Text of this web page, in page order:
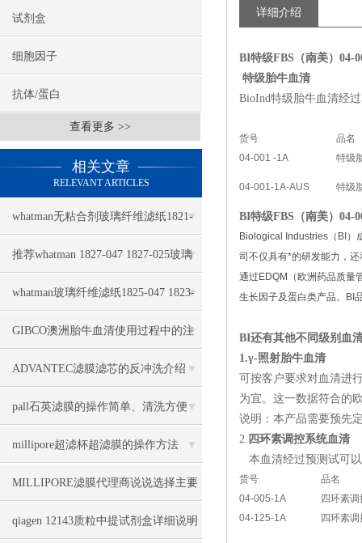
试剂盒
细胞因子
抗体/蛋白
查看更多 >>
相关文章
RELEVANT ARTICLES
whatman无粘合剂玻璃纤维滤纸1821-
110几大特点
推荐whatman 1827-047 1827-025玻璃
纤维滤纸
whatman玻璃纤维滤纸1825-047 1823-
047推荐
GIBCO澳洲胎牛血清使用过程中的注
意事项
ADVANTEC滤膜滤芯的反冲洗介绍
pall石英滤膜的操作简单、清洗方便
millipore超滤杯超滤膜的操作方法
MILLIPORE滤膜代理商说说选择主要
看哪些参数
qiagen 12143质粒中提试剂盒详细说明
详细介绍
BI特级FBS（南美）04-
特级胎牛血清
BioInd特级胎牛血清经
货号
品名
04-001 -1A
特级
04-001-1A-AUS 特级
BI特级FBS（南美）04-
Biological Industries（BI）
司不仅具有*的研发能力，
通过EDQM（欧洲药品质量
生长因子及蛋白类产品。BI
BI还有其他不同级别血
1.γ-照射胎牛血清
可按客户要求对血清进
为宜。这一数据符合的
说明：本产品需要预先
2. 四环素调控系统血清
本血清经过预测试可
货号
品名
04-005-1A
四环素
04-125-1A
四环素